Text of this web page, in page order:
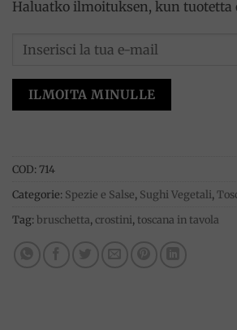
Haluatko ilmoituksen, kun tuotetta
ILMOITA MINULLE
COD: 714
Categorie: Spezie e Salse, Sughi Vegetali,
Tag: bruschetta, crostini, toscana in tavola